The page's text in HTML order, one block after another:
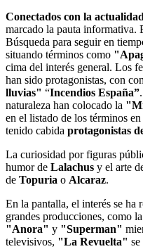
Conectados con la
marcado la pauta informativa.
Búsqueda para seguir en
situando términos como
cima del interés general. Los
han sido protagonistas, con
lluvias" “Incendios España”
naturaleza han colocado la
en el listado de los términos
tenido cabida protagonistas
La curiosidad por figuras
humor de Lalachus y el arte
de Topuria o Alcaraz.
En la pantalla, el interés se ha
grandes producciones, como
"Anora" y "Superman"
televisivos, "La Revuelta"